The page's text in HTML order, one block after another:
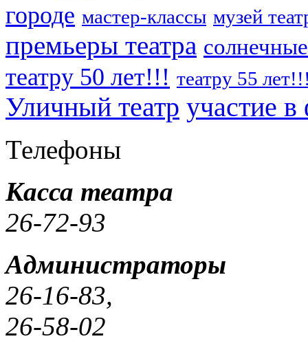
городе мастер-классы музей
премьеры театра
театру 50 лет!!! театру 55
Уличный театр участие в
Телефоны
Касса театра
26-72-93
Администраторы
26-16-83,
26-58-02